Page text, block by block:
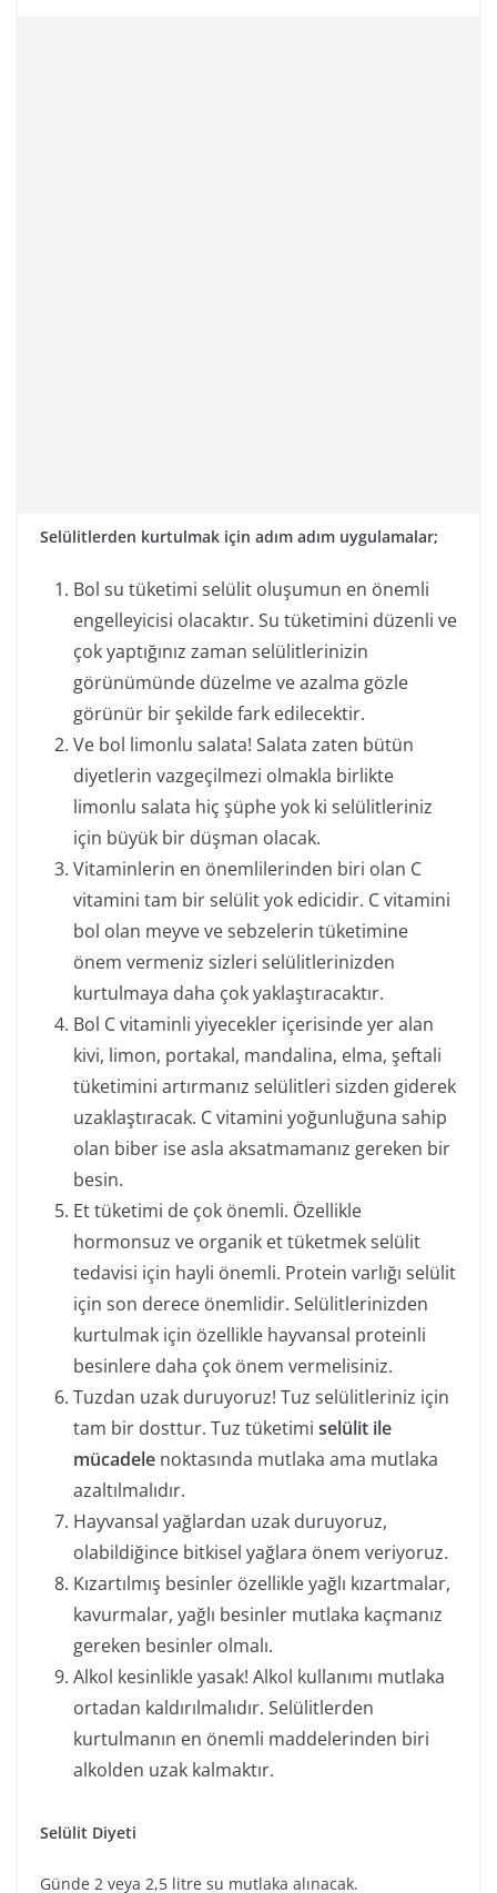
Selülitlerden kurtulmak için adım adım uygulamalar;
Bol su tüketimi selülit oluşumun en önemli
engelleyicisi olacaktır. Su tüketimini düzenli ve
çok yaptığınız zaman selülitlerinizin
görünümünde düzelme ve azalma gözle
görünür bir şekilde fark edilecektir.
Ve bol limonlu salata! Salata zaten bütün
diyetlerin vazgeçilmezi olmakla birlikte
limonlu salata hiç şüphe yok ki selülitleriniz
için büyük bir düşman olacak.
Vitaminlerin en önemlilerinden biri olan C
vitamini tam bir selülit yok edicidir. C vitamini
bol olan meyve ve sebzelerin tüketimine
önem vermeniz sizleri selülitlerinizden
kurtulmaya daha çok yaklaştıracaktır.
Bol C vitaminli yiyecekler içerisinde yer alan
kivi, limon, portakal, mandalina, elma, şeftali
tüketimini artırmanız selülitleri sizden giderek
uzaklaştıracak. C vitamini yoğunluğuna sahip
olan biber ise asla aksatmamanız gereken bir
besin.
Et tüketimi de çok önemli. Özellikle
hormonsuz ve organik et tüketmek selülit
tedavisi için hayli önemli. Protein varlığı selülit
için son derece önemlidir. Selülitlerinizden
kurtulmak için özellikle hayvansal proteinli
besinlere daha çok önem vermelisiniz.
Tuzdan uzak duruyoruz! Tuz selülitleriniz için
tam bir dosttur. Tuz tüketimi selülit ile
mücadele noktasında mutlaka ama mutlaka
azaltılmalıdır.
Hayvansal yağlardan uzak duruyoruz,
olabildiğince bitkisel yağlara önem veriyoruz.
Kızartılmış besinler özellikle yağlı kızartmalar,
kavurmalar, yağlı besinler mutlaka kaçmanız
gereken besinler olmalı.
Alkol kesinlikle yasak! Alkol kullanımı mutlaka
ortadan kaldırılmalıdır. Selülitlerden
kurtulmanın en önemli maddelerinden biri
alkolden uzak kalmaktır.
Selülit Diyeti
Günde 2 veya 2,5 litre su mutlaka alınacak.